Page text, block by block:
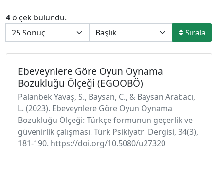
4 ölçek bulundu.
Sırala
Ebeveynlere Göre Oyun Oynama
Bozukluğu Ölçeği (EGOOBÖ)
Palanbek Yavaş, S., Baysan, C., & Baysan Arabacı,
L. (2023). Ebeveynlere Göre Oyun Oynama
Bozukluğu Ölçeği: Türkçe formunun geçerlik ve
güvenirlik çalışması. Türk Psikiyatri Dergisi, 34(3),
181-190. https://doi.org/10.5080/u27320